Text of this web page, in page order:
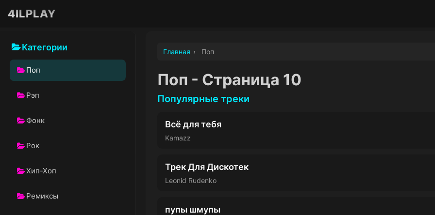
4ILPLAY
Категории
Категории
Категория
Поп
Категория
Рэп
Категория
Фoнк
Категория
Рок
Категория
Хип-Хоп
Категория
Ремиксы
Главная › Поп
Поп - Страница 10
Популярные треки
Всё для тебя
Kamazz
Трек Для Дискотек
Leonid Rudenko
пупы шмупы